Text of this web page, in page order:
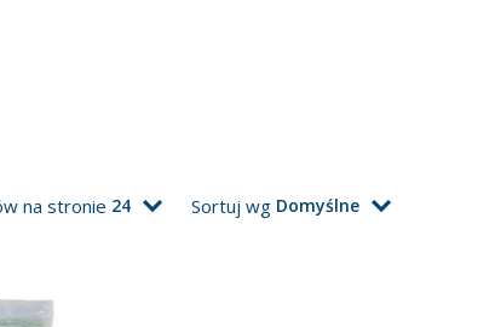
na stronie 24 Sortuj wg Domyślne